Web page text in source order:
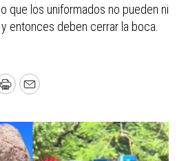
que los uniformados no pueden ni
entonces deben cerrar la boca.
PrintEmail